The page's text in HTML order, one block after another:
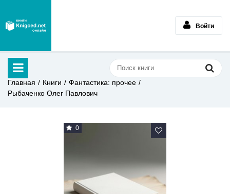
Войти
Главная Книги
Фантастика: прочее
Рыбаченко Олег Павлович
0